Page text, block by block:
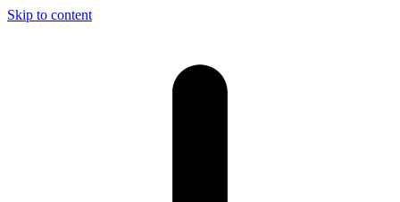
Skip to content